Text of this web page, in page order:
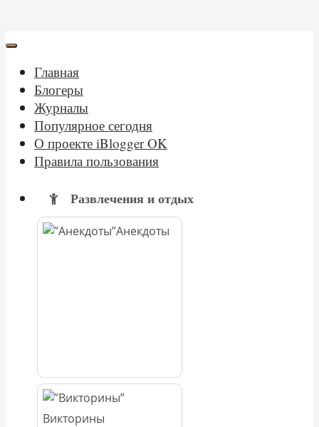
Главная
Блогеры
Журналы
Популярное сегодня
О проекте iBlogger OK
Правила пользования
Развлечения и отдых
Анекдоты
Викторины